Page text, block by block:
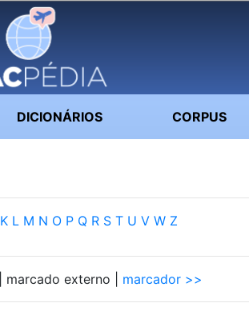
DICIONÁRIOS CORPUS
K L M N O P Q R S T U V W Z
| marcado externo | marcador >>